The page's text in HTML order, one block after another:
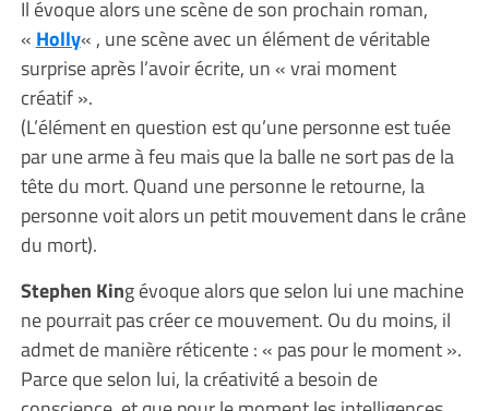
Il évoque alors une scène de son prochain roman,
« Holly« , une scène avec un élément de véritable
surprise après l’avoir écrite, un « vrai moment
créatif ».
(L’élément en question est qu’une personne est tuée
par une arme à feu mais que la balle ne sort pas de la
tête du mort. Quand une personne le retourne, la
personne voit alors un petit mouvement dans le crâne
du mort).
Stephen King évoque alors que selon lui une machine
ne pourrait pas créer ce mouvement. Ou du moins, il
admet de manière réticente : « pas pour le moment ».
Parce que selon lui, la créativité a besoin de